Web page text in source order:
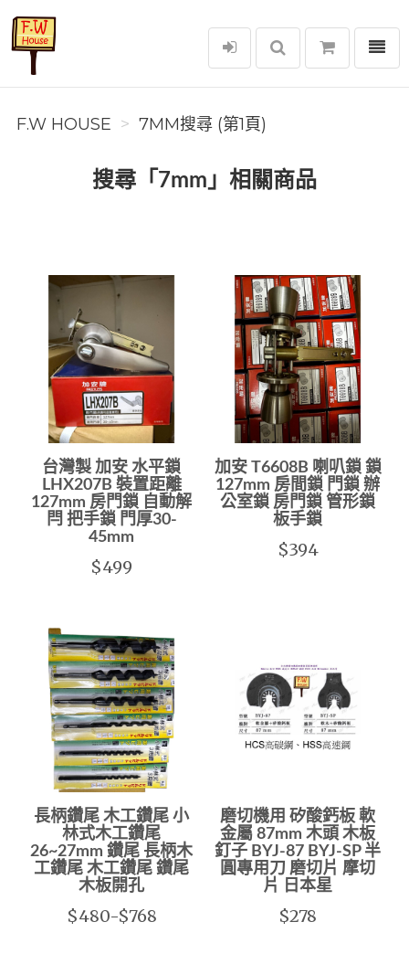
F.W House
選單
F.W HOUSE 7MM搜尋 (第1頁)
搜尋「7mm」相關商品
台灣製 加安 水平鎖
LHX207B 裝置距離
127mm 房門鎖 自動解
閂 把手鎖 門厚30-
45mm
$499
加安 T6608B 喇叭鎖 鎖
127mm 房間鎖 門鎖 辦
公室鎖 房門鎖 管形鎖
板手鎖
$394
長柄鑽尾 木工鑽尾 小
林式木工鑽尾
26~27mm 鑽尾 長柄木
工鑽尾 木工鑽尾 鑽尾
木板開孔
$480-$768
磨切機用 矽酸鈣板 軟
金屬 87mm 木頭 木板
釘子 BYJ-87 BYJ-SP 半
圓專用刀 磨切片 摩切
片 日本星
$278